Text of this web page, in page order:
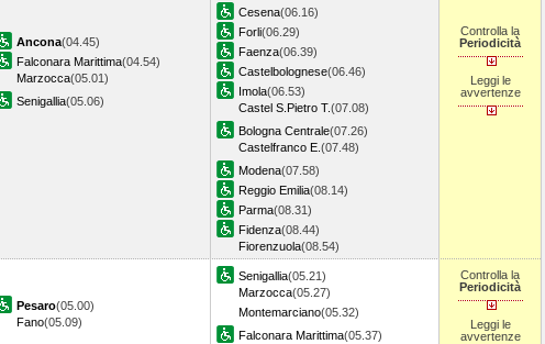
Ancona(04.45)
Falconara Marittima(04.54)
Marzocca(05.01)
Senigallia(05.06)
Cesena(06.16)
Forli(06.29)
Faenza(06.39)
Castelbolognese(06.46)
Imola(06.53)
Castel S.Pietro T.(07.08)
Bologna Centrale(07.26)
Castelfranco E. (07.48)
Modena(07.58)
Reggio Emilia(08.14)
Parma(08.31)
Fidenza(08.44)
Fiorenzuola(08.54)
Controlla la
Periodicità
Leggi le
avvertenze
Pesaro(05.00)
Fano(05.09)
Senigallia(05.21)
Marzocca(05.27)
Montemarciano(05.32)
Falconara Marittima(05.37)
Controlla la
Periodicità
Leggi le
avvertenze